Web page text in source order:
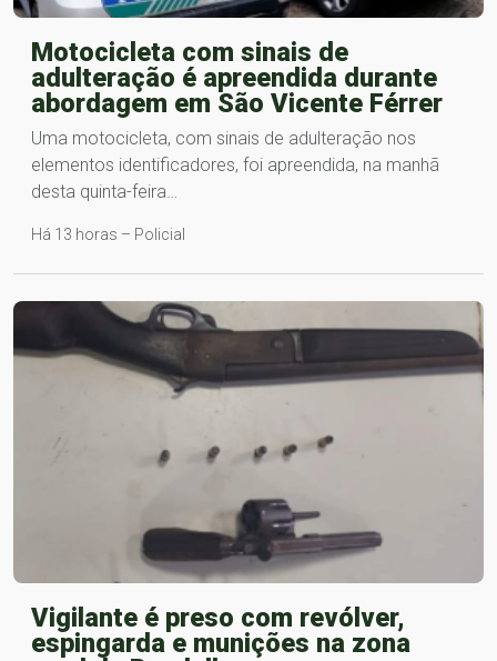
Motocicleta com sinais de
adulteração é apreendida durante
abordagem em São Vicente Férrer
Uma motocicleta, com sinais de adulteração nos
elementos identificadores, foi apreendida, na manhã
desta quinta-feira…
Há 13 horas – Policial
Vigilante é preso com revólver,
espingarda e munições na zona